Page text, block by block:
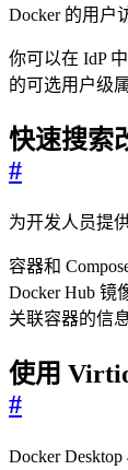
Docker 的用户
你可以在 IdP
的可选用户级属
快速搜索
#
为开发人员提
容器和
Docker Hub
关联容器的信
使用
#
Docker